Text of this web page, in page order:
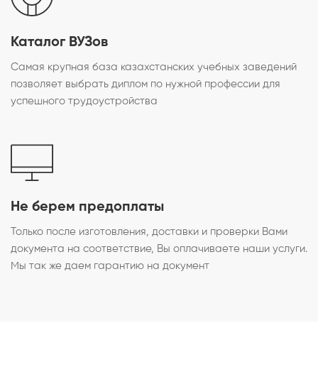
Каталог ВУЗов
Самая крупная база казахстанских учебных заведений
позволяет выбрать диплом по нужной профессии для
успешного трудоустройства
Не берем предоплаты
Только после изготовления, доставки и проверки Вами
документа на соответствие, Вы оплачиваете наши услуги.
Мы так же даем гарантию на документ